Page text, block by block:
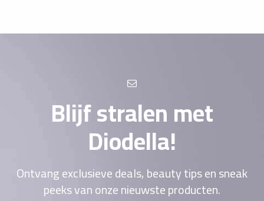
Blijf stralen met
Diodella!
Ontvang exclusieve deals, beauty tips en sneak
peeks van onze nieuwste producten.